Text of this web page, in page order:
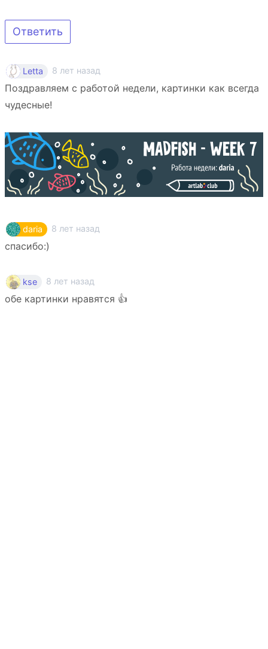
Ответить
Letta 8 лет назад
Поздравляем с работой недели, картинки как всегда
чудесные!
daria 8 лет назад
спасибо:)
kse 8 лет назад
обе картинки нравятся 👍